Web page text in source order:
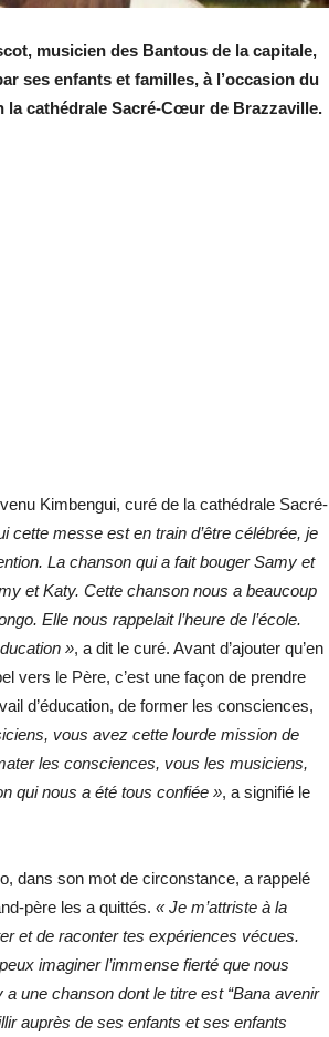
musicien des Bantous de la capitale,
ses enfants et familles, à l’occasion du
la cathédrale Sacré-Cœur de Brazzaville.
Kimbengui, curé de la cathédrale Sacré-
cette messe est en train d’être célébrée, je
La chanson qui a fait bouger Samy et
et Katy. Cette chanson nous a beaucoup
Elle nous rappelait l’heure de l’école.
», a dit le curé. Avant d’ajouter qu’en
vers le Père, c’est une façon de prendre
d’éducation, de former les consciences,
vous avez cette lourde mission de
les consciences, vous les musiciens,
qui nous a été tous confiée », a signifié le
dans son mot de circonstance, a rappelé
père les a quittés. « Je m’attriste à la
et de raconter tes expériences vécues.
imaginer l’immense fierté que nous
une chanson dont le titre est “Bana avenir
auprès de ses enfants et ses enfants